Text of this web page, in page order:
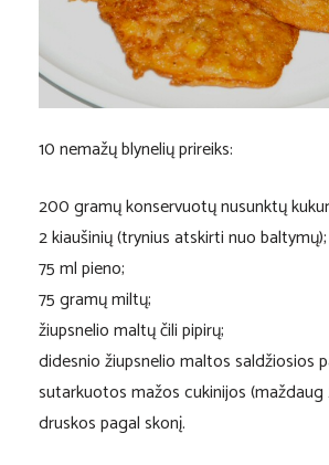
10 nemažų blynelių prireiks:
200 gramų konservuotų nusunktų
2 kiaušinių (trynius atskirti nuo baltymų);
75 ml pieno;
75 gramų miltų;
žiupsnelio maltų čili pipirų;
didesnio žiupsnelio maltos saldžiosios
sutarkuotos mažos cukinijos
druskos pagal skonį.